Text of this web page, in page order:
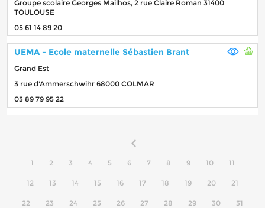
Groupe scolaire Georges Mailhos, 2 rue Claire Roman 31400
TOULOUSE
05 61 14 89 20
UEMA - Ecole maternelle Sébastien Brant
Grand Est
3 rue d'Ammerschwihr 68000 COLMAR
03 89 79 95 22
1 2 3 4 5 6 7 8 9 10 11
12 13 14 15 16 17 18 19 20 21
22 23 24 25 26 27 28 29 30 31